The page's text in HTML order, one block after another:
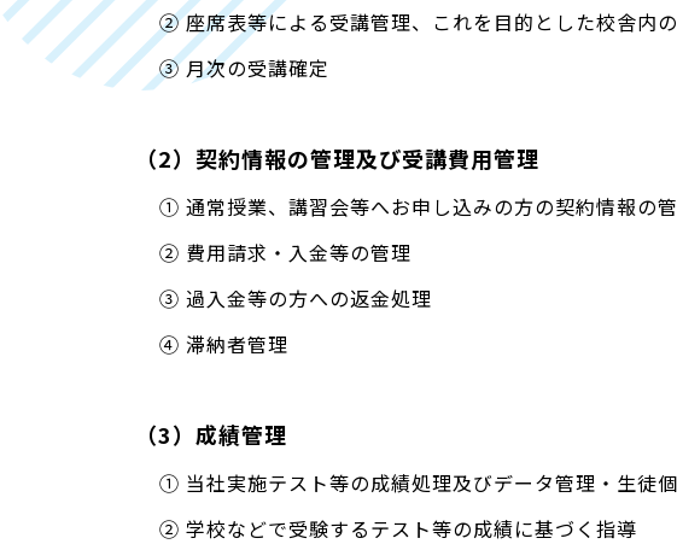
② 座席表等による受講管理、これを目的とした校舎内
③ 月次の受講確定
（2）契約情報の管理及び受講費用管理
① 通常授業、講習会等へお申し込みの方の契約情報の
② 費用請求・入金等の管理
③ 過入金等の方への返金処理
④ 滞納者管理
（3）成績管理
① 当社実施テスト等の成績処理及びデータ管理・生徒
② 学校などで受験するテスト等の成績に基づく指導